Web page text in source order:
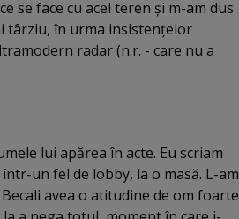
se face cu acel teren şi m-am dus
târziu, în urma insistenţelor
radar (n.r. - care nu a
lui apărea în acte. Eu scriam
un fel de lobby, la o masă. L-am
avea o atitudine de om foarte